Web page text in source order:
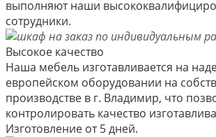
выполняют наши
сотрудники.
Высокое качество
Наша мебель изготавливается на
европейском оборудовании на
производстве в г. Владимир, что
контролировать качество
Изготовление от 5 дней.